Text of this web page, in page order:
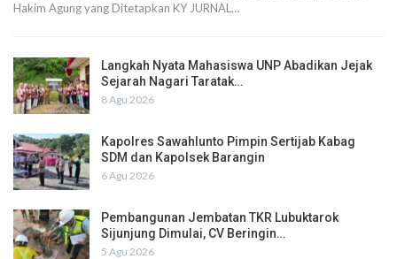
Hakim Agung yang Ditetapkan KY JURNAL…
Langkah Nyata Mahasiswa UNP Abadikan Jejak
Sejarah Nagari Taratak…
8 Agu 2026
Kapolres Sawahlunto Pimpin Sertijab Kabag
SDM dan Kapolsek Barangin
6 Agu 2026
Pembangunan Jembatan TKR Lubuktarok
Sijunjung Dimulai, CV Beringin…
5 Agu 2026